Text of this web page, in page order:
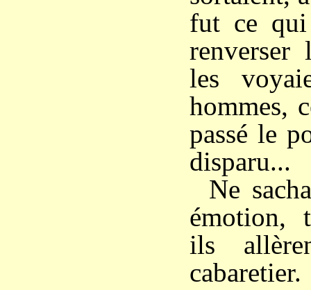
fut ce qui
les
hommes,
passé le
disparu...
Ne
émotion,
ils